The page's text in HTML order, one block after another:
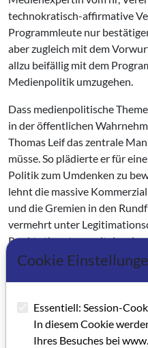
technokratisch-affirmative
Programmleute nur
aber zugleich mit dem
allzu beifällig mit dem
Medienpolitik umzugehen.
Dass medienpolitische
in der öffentlichen
Thomas Leif das zentrale
müsse. So plädierte er für
Politik zum Umdenken zu
lehnt die massive
und die Gremien in den
vermehrt unter
Punkt stimmte er mit dem
früheren Staatsminister,
rechtfertigen lassen, solange
anbiete, die am Markt ohne
könnte. Also so gesehen,
Cookie
Essentiell: Session-
In diesem Cookie
Ihres Besuches bei